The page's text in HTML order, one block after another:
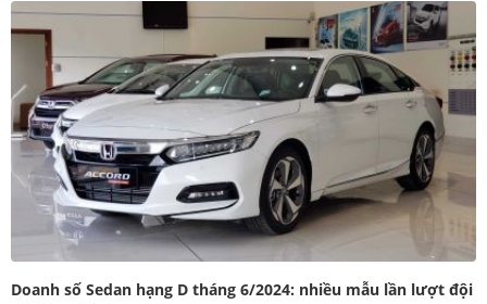
Doanh số Sedan hạng D tháng 6/2024: nhiều mẫu lần lượt đội